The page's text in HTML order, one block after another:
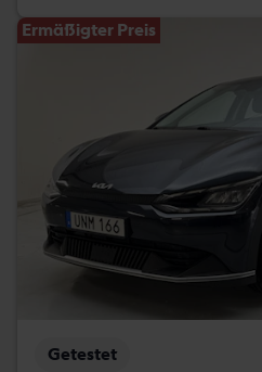
Ermäßigter Preis
Getestet